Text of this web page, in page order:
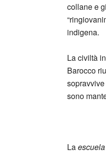
collane e
indigena.
La civiltà
Barocco
sono
La